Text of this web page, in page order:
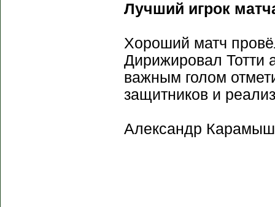
Лучший игрок
Хороший матч
Дирижировал Тотти
важным голом
защитников и
Александр